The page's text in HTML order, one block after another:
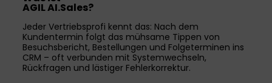
AGIL AI.Sales?
Jeder Vertriebsprofi kennt das: Nach dem
Kundentermin folgt das mühsame Tippen von
Besuchsbericht, Bestellungen und Folgeterminen ins
CRM – oft verbunden mit Systemwechseln,
Rückfragen und lästiger Fehlerkorrektur.